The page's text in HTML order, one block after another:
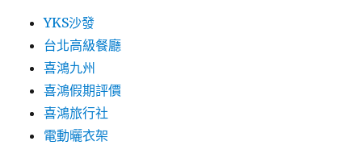
YKS沙發
台北高級餐廳
喜鴻九州
喜鴻假期評價
喜鴻旅行社
電動曬衣架